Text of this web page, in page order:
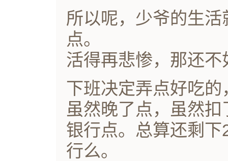
所以呢，少爷的生
点。
活得再悲惨，那还不
下班决定弄点好吃
虽然晚了点，虽然
银行点。总算还剩
行么。